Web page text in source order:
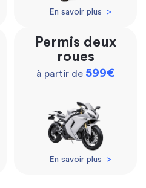
En savoir plus >
Permis deux
roues
à partir de 599€
En savoir plus >